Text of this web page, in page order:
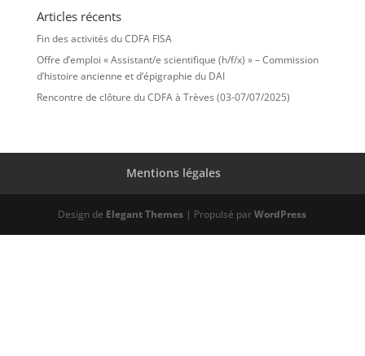
Articles récents
Fin des activités du CDFA FISA
Offre d’emploi « Assistant/e scientifique (h/f/x) » – Commission
d’histoire ancienne et d’épigraphie du DAI
Rencontre de clôture du CDFA à Trèves (03-07/07/2025)
Mentions légales
Design de Elegant Themes | Propulsé parWordPress